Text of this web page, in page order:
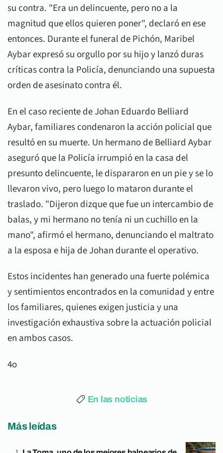
su contra. "Era un delincuente, pero no a la
magnitud que ellos quieren poner", declaró en ese
entonces. Durante el funeral de Pichón, Maribel
Aybar expresó su orgullo por su hijo y lanzó duras
críticas contra la Policía, denunciando una supuesta
orden de asesinato contra él.
En el caso reciente de Johan Eduardo Belliard
Aybar, familiares condenaron la acción policial que
resultó en su muerte. Un hermano de Belliard Aybar
aseguró que la Policía irrumpió en la casa del
presunto delincuente, le dispararon en un pie y se lo
llevaron vivo, pero luego lo mataron durante el
traslado. "Dijeron dizque que fue un intercambio de
balas, y mi hermano no tenía ni un cuchillo en la
mano", afirmó el hermano, denunciando el maltrato
a la esposa e hija de Johan durante el operativo.
Estos incidentes han generado una fuerte polémica
y sentimientos encontrados en la comunidad y entre
los familiares, quienes exigen justicia y una
investigación exhaustiva sobre la actuación policial
en ambos casos.
4o
En las noticias
Más leídas